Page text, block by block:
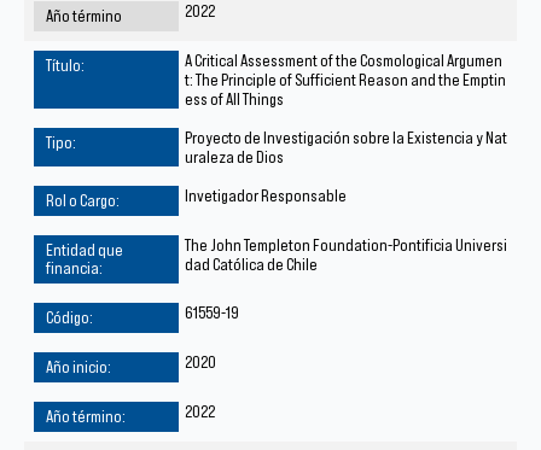
2022
A Critical Assessment of the Cosmological Argumen
t: The Principle of Sufficient Reason and the Emptin
ess of All Things
Proyecto de Investigación sobre la Existencia y Nat
uraleza de Dios
Invetigador Responsable
The John Templeton Foundation-Pontificia Universi
dad Católica de Chile
61559-19
2020
2022